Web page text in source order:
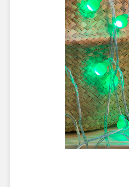
Фейерверки на свадьбу
Фейерверк-шоу
Батареи салютов
Цветной дым
Батареи салютов
Маленькие фейерверки
Средние фейерверки
Большие фейерверки
Супер-фейерверки